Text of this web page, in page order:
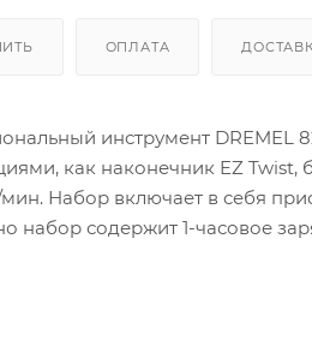
ОПЛАТА
инструмент DREMEL
как наконечник EZ Twist,
Набор включает в себя
набор содержит 1-часовое